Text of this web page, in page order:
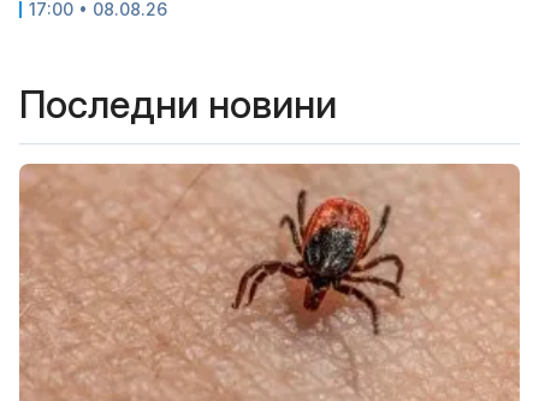
17:00 • 08.08.26
Последни новини